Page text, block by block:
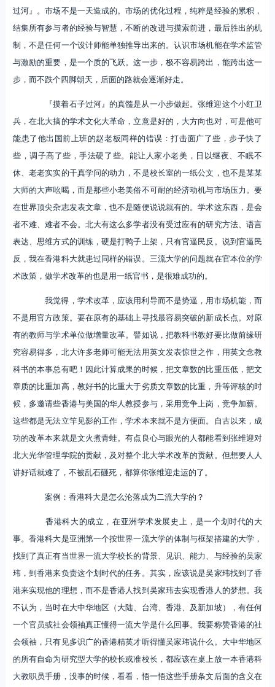
过河』。市场不是一天造成的。市场的优化过程，纯粹是经验的累积，
结集所有参与者的经验与智慧，不断的改进与摸索前进，最后胜出的机
制，不是任何一个设计师能单独推导出来的。认识市场机能在学术监管
与激励的重要，是一个质的飞跃。这一步，极不容易跨出，能跨出这一
步，而不跌个四脚朝天，后面的路就会逐渐好走。
『摸着石子过河』的真髓是从一小步做起。张维迎这个小红卫
兵，在北大搞的学术文化大革命，立意是好的，大方向也对，可是他可
能患了他出国前上班的赵老板同样的错误：打击面广了些，步子快了
些，调子高了些，手法硬了些。能让人家小老美，日以继夜、不眠不
休、老老实实的干真学问的动力，不是校长室的一纸公文，也不是某某
大师的大声吆喝，而是那些小老美俗不可耐的经济动机与市场压力。要
在世界顶尖杂志发表文章，也不是随便说说就有的。学术这东西，是会
者不难、难者不会。北大有这么多学者没有受过应有的研究方法、语言
表达、思维方式的训练，硬是打鸭子上架，只有官逼民反。说到官逼民
反，我在香港科大就患过同样的错误。三流大学的问题就在官本位的学
术政策，做学术改革的也是用一纸官书，是很难成功的。
我觉得，学术改革，应该用利导而不是势逼，用市场机能，而
不是用官方政策。要在原有的基础上寻找最容易突破的新成长点。对原
有的教师与学术单位做增量改革。譬如说，把教科书教好要比做前缘研
究容易得多，北大许多老师可能无法用英文发表惊世之作，用英文念教
科书的本事总有吧！因此计算成果的时候，把文章数的比重压低，把文
章质的比重加高，教好书的比重大于劣质文章数的比重，升等评核的时
候，多邀请些香港与美国的华人教授参与，采用竞争上岗，竞争加薪。
这些都是无法立竿见影的工作，学术本来就不是方便面。自古以来，成
功的改革本来就是文火煮青蛙。有点良心与眼光的人都能看到张维迎对
北大光华管理学院的贡献，及对整个北大学术改革的贡献。但想要人人
讲好话就难了，不被乱石砸死，都算你张维迎走运的了。
案例：香港科大是怎么沦落成为二流大学的？
香港科大的成立，在亚洲学术发展史上，是一个划时代的大
事。香港科大是亚洲第一个按世界一流大学的体制与框架搭建的大学，
找到了真正有当世界一流大学校长的背景、见识、能力、与经验的吴家
玮，到香港来负责这个划时代的任务。其实，应该说是吴家玮找到了香
港来实现他的理想，而不是香港人找到吴家玮去实现香港人的梦想。我
不认为，当时在大中华地区（大陆、台湾、香港、及新加坡），有任何
一个官员或社会领袖真正懂得一流大学是什么回事。我要称赞香港的社
会领袖，只有见多识广的香港精英才听得懂吴家玮说什么。大中华地区
的所有自命为研究型大学的校长或准校长，都应该在桌上放一本香港科
大教职员手册，没事的时候，看看，悟一悟这些手册条文后面的含义在